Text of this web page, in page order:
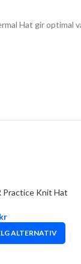
Hat gir optimal
Practice Knit Hat
kr
ALTERNATIV